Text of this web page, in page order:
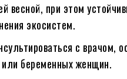
весной, при этом
экосистем.
с врачом,
беременных женщин.